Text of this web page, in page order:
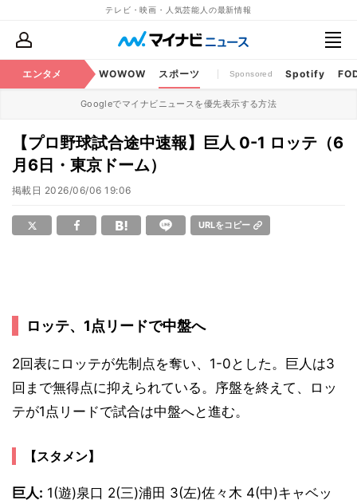
テレビ・映画・人気芸能人の最新情報
エンタメ
・CS番組 WOWOW スポーツ Sponsored Spotify
Googleでマイナビニュースを優先表示する方法
【プロ野球試合途中速報】巨人 0-1 ロッテ（6
月6日・東京ドーム）
掲載日 2026/06/06 19:06
URLをコピー
ロッテ、1点リードで中盤へ
2回表にロッテが先制点を奪い、1-0とした。巨人は3
回まで無得点に抑えられている。序盤を終えて、ロッ
テが1点リードで試合は中盤へと進む。
【スタメン】
巨人: 1(遊)泉口 2(三)浦田 3(左)佐々木 4(中)キャベッ